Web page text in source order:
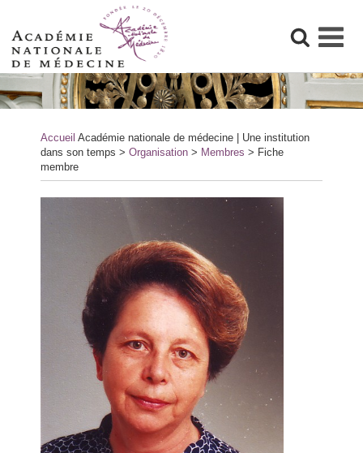
Skip
to
content
Accueil Académie nationale de médecine | Une institution
dans son temps > Organisation > Membres > Fiche
membre